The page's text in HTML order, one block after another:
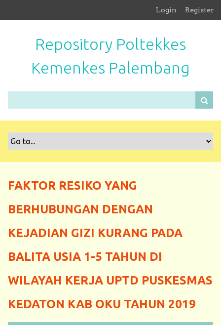
Login Register
Repository Poltekkes
Kemenkes Palembang
FAKTOR RESIKO YANG
BERHUBUNGAN DENGAN
KEJADIAN GIZI KURANG PADA
BALITA USIA 1-5 TAHUN DI
WILAYAH KERJA UPTD PUSKESMAS
KEDATON KAB OKU TAHUN 2019